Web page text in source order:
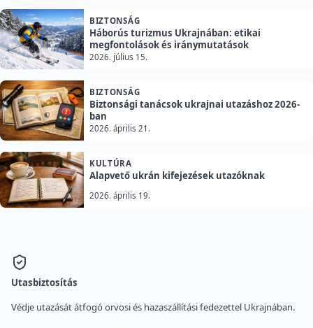
BIZTONSÁG
Háborús turizmus Ukrajnában: etikai
megfontolások és iránymutatások
2026. július 15.
BIZTONSÁG
Biztonsági tanácsok ukrajnai utazáshoz 2026-
ban
2026. április 21.
KULTÚRA
Alapvető ukrán kifejezések utazóknak
2026. április 19.
Utasbiztosítás
Védje utazását átfogó orvosi és hazaszállítási fedezettel Ukrajnában.